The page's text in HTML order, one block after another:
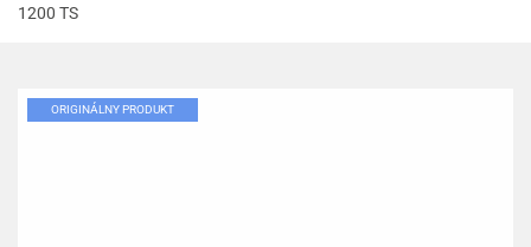
1200 TS
ORIGINÁLNY PRODUKT